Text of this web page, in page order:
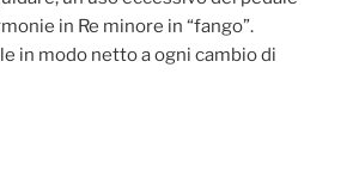
in Re minore in “fango”.
in modo netto a ogni cambio di